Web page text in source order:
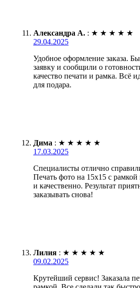
Александра А. : ★ ★ ★ ★ ★
29.04.2025
Удобное оформление заказа.
заявку и сообщили о
качество печати и рамка. Всё
для подара.
Дима : ★ ★ ★ ★ ★
17.03.2025
Специалисты отлично
Печать фото на 15х15 с
и качественно. Результат
заказывать снова!
Лилия : ★ ★ ★ ★ ★
09.02.2025
Крутейший сервис! Заказала